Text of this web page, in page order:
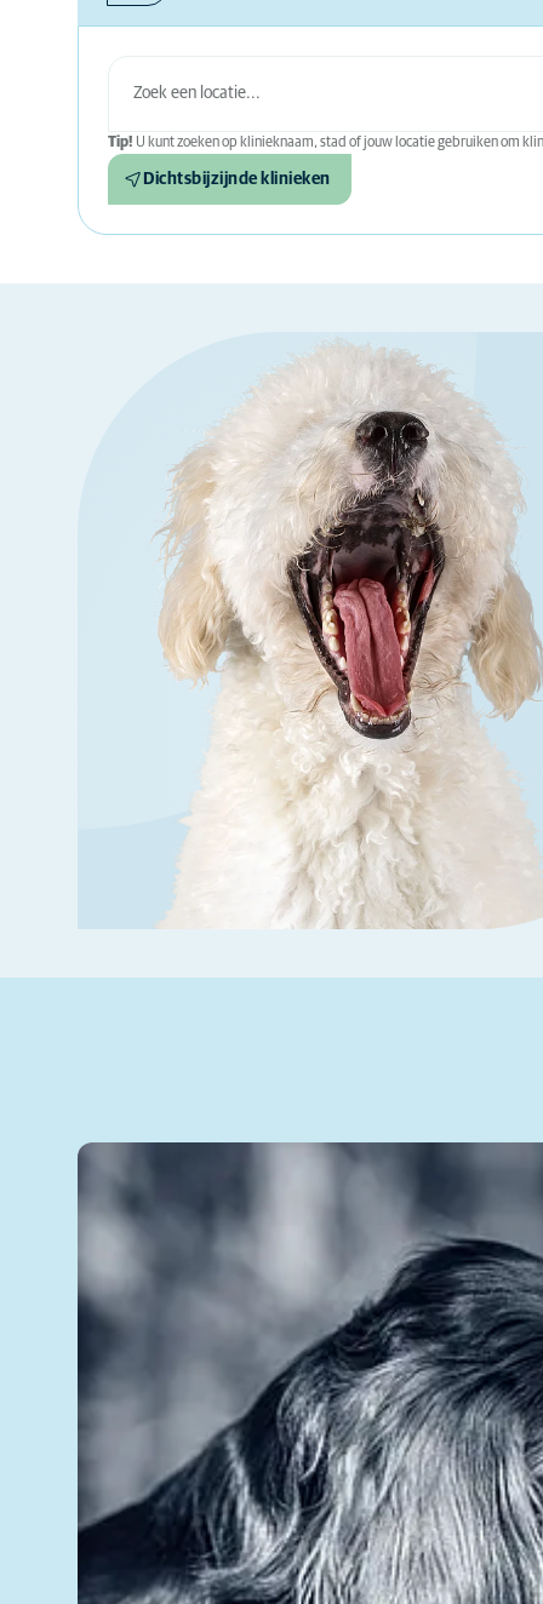
Tip! U kunt zoeken op klinieknaam, stad of jouw locatie gebruiken om
Dichtsbijzijnde klinieken